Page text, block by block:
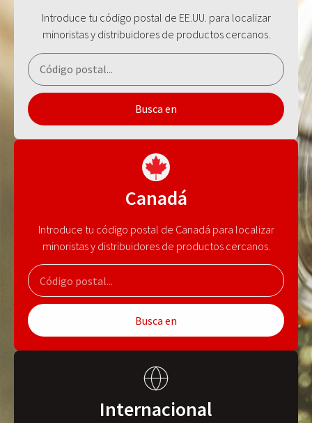
Introduce tu código postal de EE.UU. para localizar
minoristas y distribuidores de productos cercanos.
Busca en
Canadá
Introduce tu código postal de Canadá para localizar
minoristas y distribuidores de productos cercanos.
Busca en
Internacional